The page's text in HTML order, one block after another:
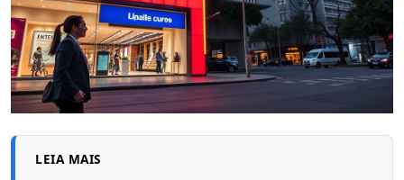
LEIA MAIS